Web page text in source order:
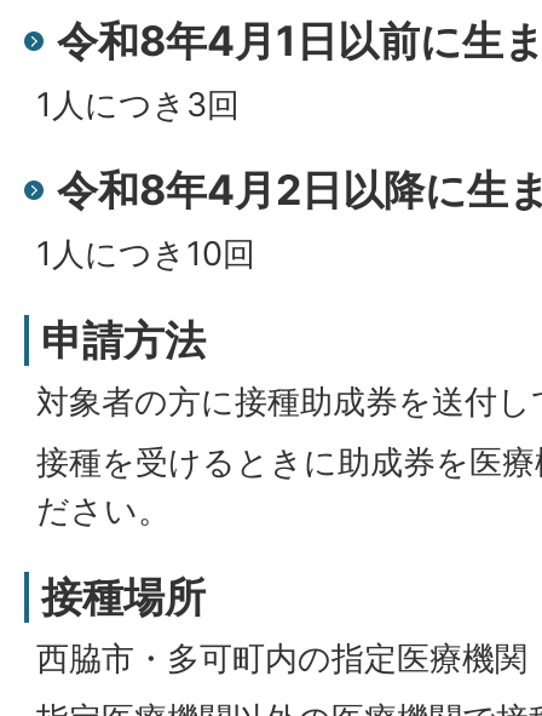
令和8年4月1日以前に生
1人につき3回
令和8年4月2日以降に生
1人につき10回
申請方法
対象者の方に接種助成券を送付
接種を受けるときに助成券を医
ださい。
接種場所
西脇市・多可町内の指定医療機関